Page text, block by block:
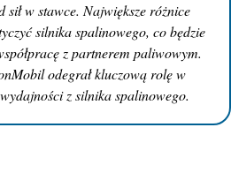
sił w stawce. Największe różnice
silnika spalinowego, co będzie
z partnerem paliwowym.
odegrał kluczową rolę w
z silnika spalinowego.